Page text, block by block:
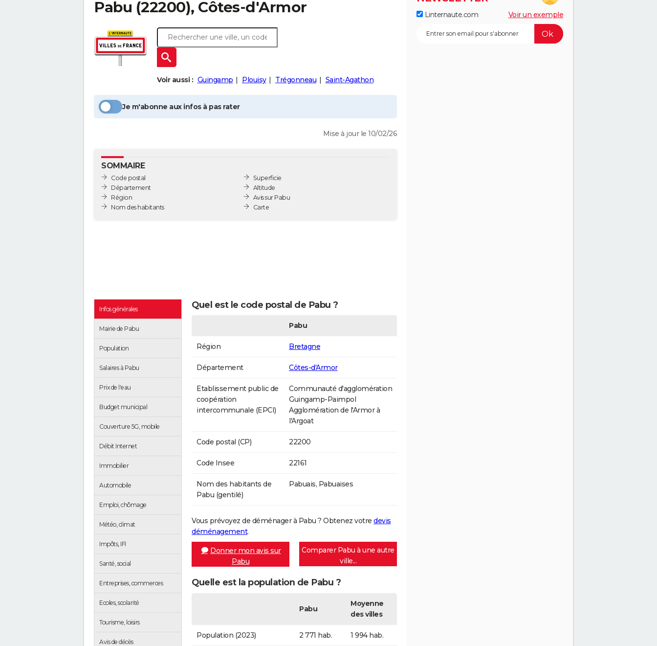
Pabu (22200), Côtes-d'Armor
Voir aussi : Guingamp Plouisy Trégonneau Saint-Agathon
Je m'abonne aux infos à pas rater
Mise à jour le 10/02/26
SOMMAIRE
Code postal
Département
Région
Nom des habitants
Superficie
Altitude
Avis sur Pabu
Carte
Infos générales
Mairie de Pabu
Population
Salaires à Pabu
Prix de l'eau
Budget municipal
Couverture 5G, mobile
Débit Internet
Immobilier
Automobile
Emploi, chômage
Météo, climat
Impôts, IFI
Santé, social
Entreprises, commerces
Ecoles, scolarité
Tourisme, loisirs
Avis de décès
Quel est le code postal de Pabu ?
Pabu
Région Bretagne
Département Côtes-d'Armor
Etablissement public de
coopération
intercommunale (EPCI)
Communauté d'agglomération
Guingamp-Paimpol
Agglomération de l'Armor à
l'Argoat
Code postal (CP) 22200
Code Insee 22161
Nom des habitants de
Pabu (gentilé)
Pabuais, Pabuaises
Vous prévoyez de déménager à Pabu ? Obtenez votre devis
déménagement.
Donner mon avis sur
Pabu
Comparer Pabu à une autre
ville...
Quelle est la population de Pabu ?
Pabu
Moyenne
des villes
Population (2023) 2 771 hab. 1 994 hab.
Linternaute.com Voir un exemple